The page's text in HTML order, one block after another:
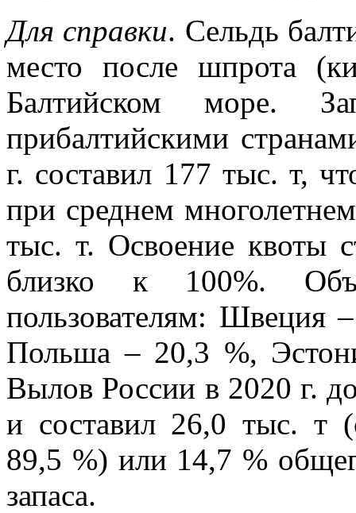
Для справки. Сельдь
место после шпрота
Балтийском море.
прибалтийскими
г. составил 177 тыс. т,
при среднем
тыс. т. Освоение квоты
близко к 100%.
пользователям:
Польша – 20,3 %,
Вылов России в 2020 г.
и составил 26,0 тыс. т
89,5 %) или 14,7 %
запаса.